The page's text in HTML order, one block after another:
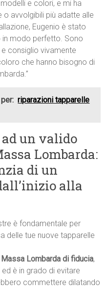
e colori, e mi ha
avvolgibili più adatte alle
Eugenio è stato
in modo perfetto. Sono
consiglio vivamente
che hanno bisogno di
riparazioni tapparelle
un valido
Lombarda:
di un
alla
è fondamentale per
delle tue nuove tapparelle
Lombarda di fiducia,
è in grado di evitare
commettere dilatando